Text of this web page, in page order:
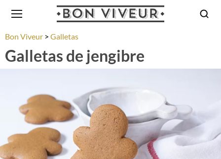
Bon Viveur Galletas
Galletas de jengibre